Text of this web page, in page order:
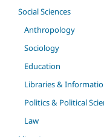
Social Sciences
Anthropology
Sociology
Education
Libraries &
Politics & Political
Law